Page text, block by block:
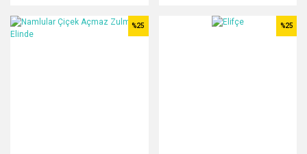
%25 %25